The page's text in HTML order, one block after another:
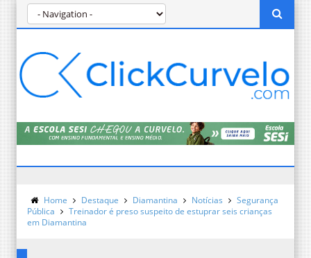
Home Destaque Diamantina Notícias
Segurança
Pública
Treinador é preso suspeito de estuprar seis crianças
em Diamantina